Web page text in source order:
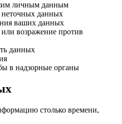
личным данным
неточных данных
ваших данных
возражение против
данных
в надзорные органы
столько времени,